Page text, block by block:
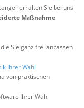
erhalten Sie bei uns
Maßnahme
die Sie ganz frei anpassen
Ihrer Wahl
von praktischen
Ihrer Wahl